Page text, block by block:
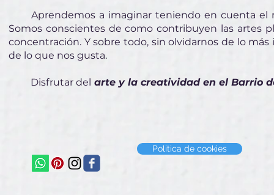
Aprendemos a imaginar teniendo en cuenta el
Somos conscientes de como contribuyen las artes
concentración. Y sobre todo, sin olvidarnos de lo
de lo que nos gusta.
Disfrutar del arte y la creatividad en el Barrio
Politica de cookies